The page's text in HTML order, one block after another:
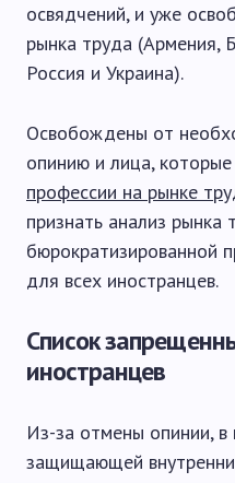
освядчений, и уже
рынка труда (Армения,
Россия и Украина).
Освобождены от
опинию и лица,
профессии на рынке
признать анализ рынка
бюрократизированной
для всех иностранцев.
Список
иностранцев
Из-за отмены опинии, в
защищающей